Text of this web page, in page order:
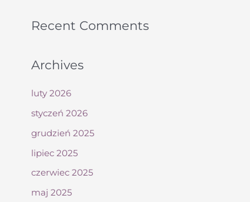
Recent Comments
Archives
luty 2026
styczeń 2026
grudzień 2025
lipiec 2025
czerwiec 2025
maj 2025